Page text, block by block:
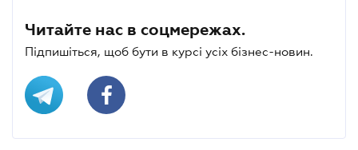
Читайте нас в соцмережах.
Підпишіться, щоб бути в курсі усіх бізнес-новин.